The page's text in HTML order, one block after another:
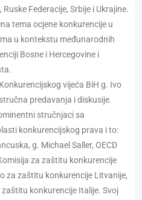
Federacije, Srbije i Ukrajine.
tema ocjene konkurencije u
u kontekstu međunarodnih
Bosne i Hercegovine i
vijeća BiH g. Ivo
predavanja i diskusije.
stručnjaci sa
konkurencijskog prava i to:
g. Michael Saller, OECD
za zaštitu konkurencije
za zaštitu konkurencije Litvanije,
konkurencije Italije. Svoj